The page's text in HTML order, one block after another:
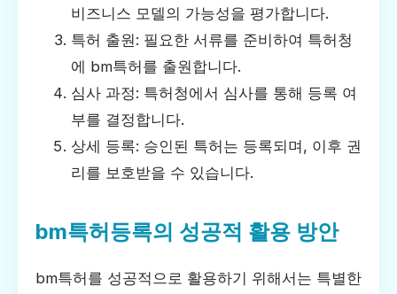
비즈니스 모델의 가능성을 평가합니다.
특허 출원: 필요한 서류를 준비하여 특허청
에 bm특허를 출원합니다.
심사 과정: 특허청에서 심사를 통해 등록 여
부를 결정합니다.
상세 등록: 승인된 특허는 등록되며, 이후 권
리를 보호받을 수 있습니다.
bm특허등록의 성공적 활용 방안
bm특허를 성공적으로 활용하기 위해서는 특별한